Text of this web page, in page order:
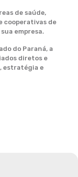
de saúde,
cooperativas de
empresa.
do Paraná, a
diretos e
estratégia e